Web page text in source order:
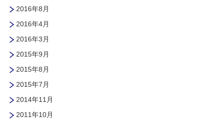
2016年8月
2016年4月
2016年3月
2015年9月
2015年8月
2015年7月
2014年11月
2011年10月